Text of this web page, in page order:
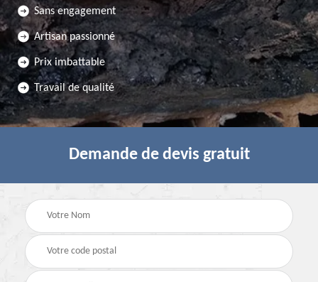
Sans engagement
Artisan passionné
Prix imbattable
Travail de qualité
Demande de devis gratuit